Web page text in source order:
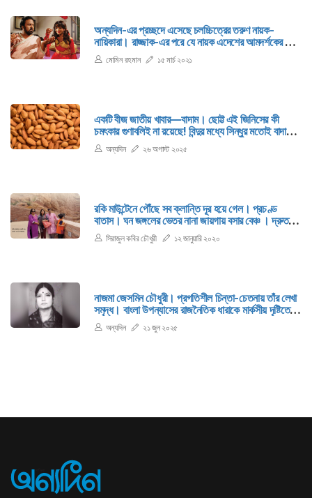
অন্যদিন-এর প্রচ্ছদে এসেছে চলচ্চিত্রের তরুণ নায়ক-
নায়িকারা। রাজ্জাক-এর পরে যে নায়ক এদেশের আমদর্শকের মাঝে
ক্রেজ সৃষ্টি করেছিলেন তিনি সালমান শাহ। তার আকস্মিক
মৃত্যুতে অন্যদিন-এ ঠাঁই পায় প্রচ্ছদ রচনা—‘এ কি করলে তুমি
মোমিন রহমান ১৫ মার্চ ২০২১
একটি বীজ জাতীয় খাবার—বাদাম। ছোট্ট এই জিনিসের কী
চমৎকার গুণাবলিই না রয়েছে! বিন্দুর মধ্যে সিন্ধুর মতোই বাদামের
রয়েছে অসংখ্য উপকারী দিক।
অন্যদিন ২৬ অগাস্ট ২০২৫
রকি মাউন্টেনে পৌঁছে সব ক্লান্তি দূর হয়ে গেল। প্রচণ্ড
বাতাস। ঘন জঙ্গলের ভেতর নানা জায়গায় বসার বেঞ্চ । দ্রুত
দুটি বেঞ্চ দখল করে বসলাম।
সিরাজুল কবির চৌধুরী ১২ জানুয়ারি ২০২০
নাজমা জেসমিন চৌধুরী। প্রগতিশীল চিন্তা-চেতনায় তাঁর লেখা
সমৃদ্ধ। বাংলা উপন্যাসের রাজনৈতিক ধারাকে মার্কসীয় দৃষ্টিতে
ব্যাখ্যা করে খ্যাতি অর্জন করেছিলেন তিনি।
অন্যদিন ২১ জুন ২০২৫